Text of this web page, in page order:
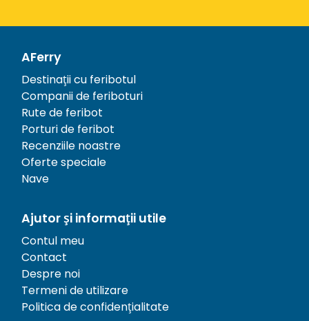
AFerry
Destinații cu feribotul
Companii de feriboturi
Rute de feribot
Porturi de feribot
Recenziile noastre
Oferte speciale
Nave
Ajutor și informații utile
Contul meu
Contact
Despre noi
Termeni de utilizare
Politica de confidențialitate